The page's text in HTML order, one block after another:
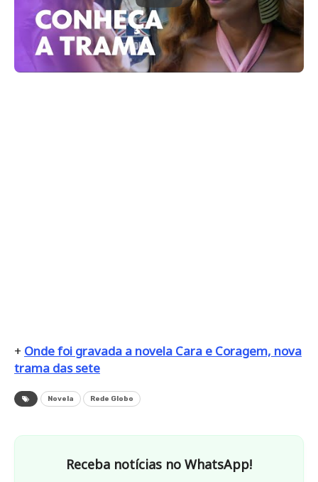
+ Onde foi gravada a novela Cara e Coragem, nova
trama das sete
Novela Rede Globo
Receba notícias no WhatsApp!